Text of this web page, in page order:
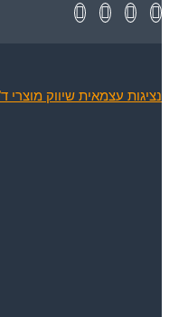
נציגות עצמאית שיווק מוצרי